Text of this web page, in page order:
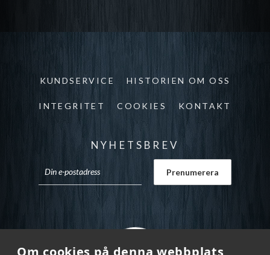
Om cookies på denna webbplats
KUNDSERVICE HISTORIEN OM OSS
INTEGRITET COOKIES KONTAKT
NYHETSBREV